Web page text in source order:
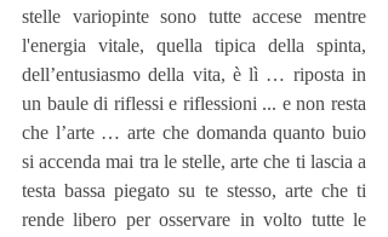
stelle variopinte sono tutte accese mentre
l'energia vitale, quella tipica della spinta,
dell’entusiasmo della vita, è lì … riposta in
un baule di riflessi e riflessioni ... e non resta
che l’arte … arte che domanda quanto buio
si accenda mai tra le stelle, arte che ti lascia a
testa bassa piegato su te stesso, arte che ti
rende libero per osservare in volto tutte le